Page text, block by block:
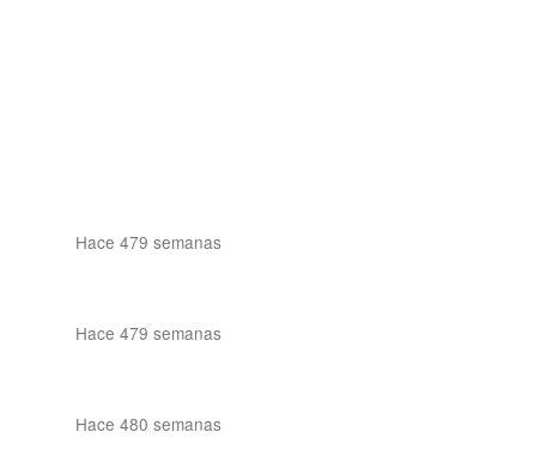
Hace 479 semanas
Hace 479 semanas
Hace 480 semanas